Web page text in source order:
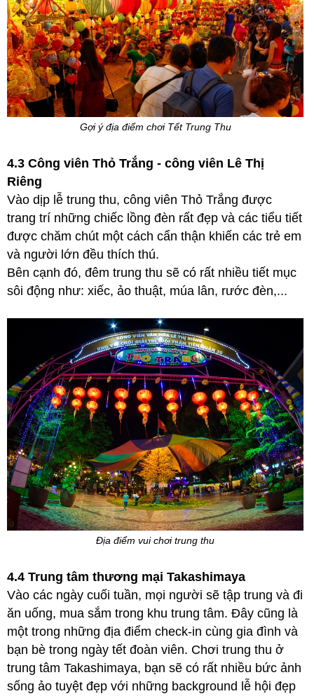
Gợi ý địa điểm chơi Tết Trung Thu
4.3 Công viên Thỏ Trắng - công viên Lê Thị
Riêng
Vào dịp lễ trung thu, công viên Thỏ Trắng được
trang trí những chiếc lồng đèn rất đẹp và các tiểu tiết
được chăm chút một cách cẩn thận khiến các trẻ em
và người lớn đều thích thú.
Bên cạnh đó, đêm trung thu sẽ có rất nhiều tiết mục
sôi động như: xiếc, ảo thuật, múa lân, rước đèn,...
Địa điểm vui chơi trung thu
4.4 Trung tâm thương mại Takashimaya
Vào các ngày cuối tuần, mọi người sẽ tập trung và đi
ăn uống, mua sắm trong khu trung tâm. Đây cũng là
một trong những địa điểm check-in cùng gia đình và
bạn bè trong ngày tết đoàn viên. Chơi trung thu ở
trung tâm Takashimaya, bạn sẽ có rất nhiều bức ảnh
sống ảo tuyệt đẹp với những background lễ hội đẹp